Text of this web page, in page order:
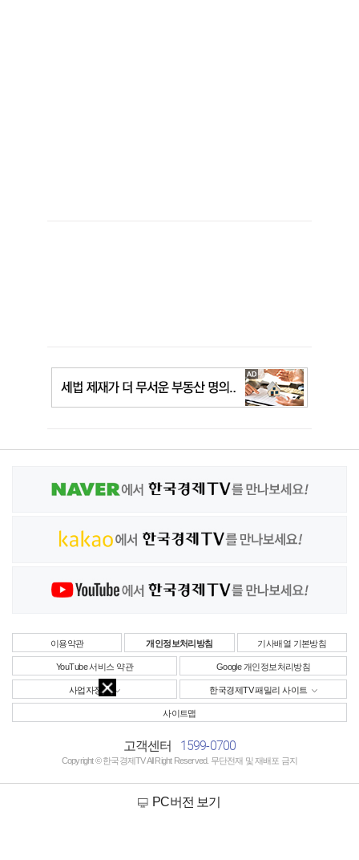
이용약관 개인정보처리방침 기사배열 기본방침
YouTube 서비스 약관 Google 개인정보처리방침
사업자정보 한국경제TV 패밀리 사이트
사이트맵
고객센터 1599-0700
Copyright © 한국경제TV All Right Reserved. 무단전재 및 재배포 금지
PC버전 보기